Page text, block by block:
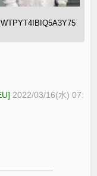
2022/03/16(水) 07: